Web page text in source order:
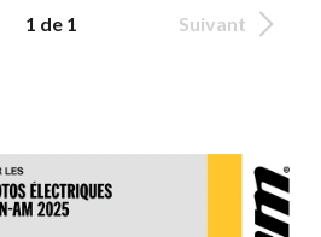
1 de 1 Suivant